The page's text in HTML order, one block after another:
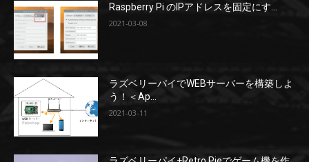
Raspberry Pi のIPアドレスを固定にす...
2021-03-08
ラズベリーパイでWEBサーバーを構築しよ
う！＜Ap...
2021-03-11